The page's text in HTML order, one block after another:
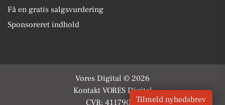
Få en gratis salgsvurdering
Sponsoreret indhold
Vores Digital © 2026
Kontakt VORES Digital
CVR: 41179082Tilmeld nyhedsbrev